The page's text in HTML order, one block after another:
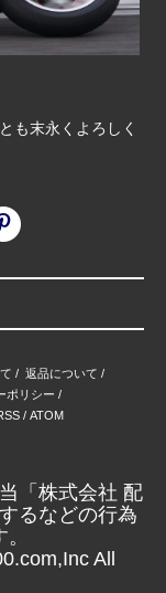
も末永くよろしく
/ 返品について /
ポリシー /
/ ATOM
「株式会社 配
るなどの行為
All